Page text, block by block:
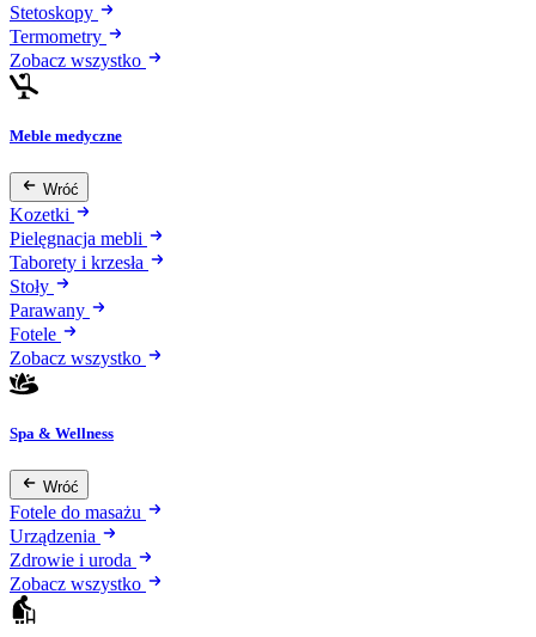
Stetoskopy
Termometry
Zobacz wszystko
Meble medyczne
Wróć
Kozetki
Pielęgnacja mebli
Taborety i krzesła
Stoły
Parawany
Fotele
Zobacz wszystko
Spa & Wellness
Wróć
Fotele do masażu
Urządzenia
Zdrowie i uroda
Zobacz wszystko